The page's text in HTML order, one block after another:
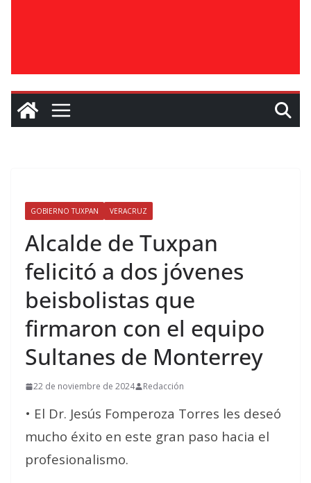
GOBIERNO TUXPAN VERACRUZ
Alcalde de Tuxpan
felicitó a dos jóvenes
beisbolistas que
firmaron con el equipo
Sultanes de Monterrey
22 de noviembre de 2024 Redacción
• El Dr. Jesús Fomperoza Torres les deseó
mucho éxito en este gran paso hacia el
profesionalismo.